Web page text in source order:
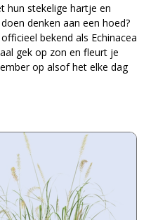
hun stekelige hartje en
denken aan een hoed?
bekend als Echinacea
gek op zon en fleurt je
op alsof het elke dag